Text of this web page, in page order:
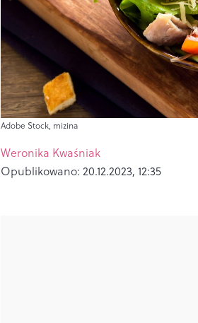
Adobe Stock, mizina
Weronika Kwaśniak
Opublikowano: 20.12.2023, 12:35